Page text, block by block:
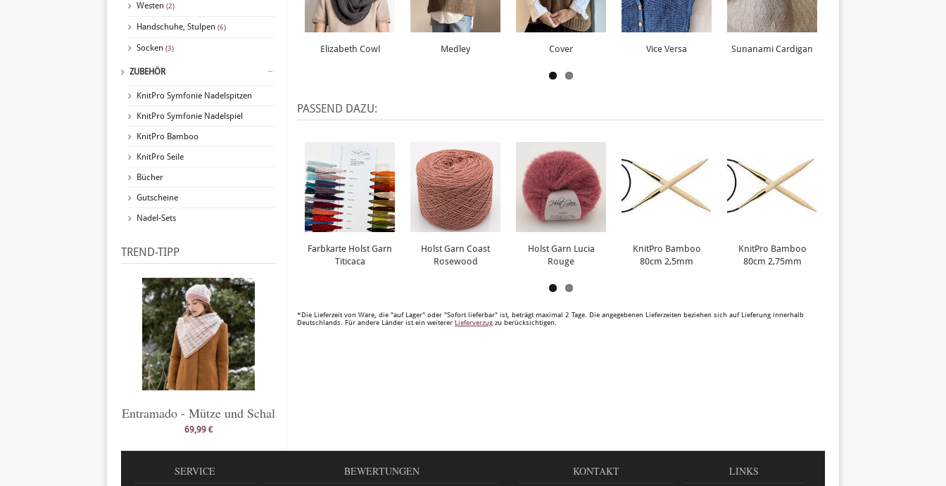
Westen (2)
Handschuhe, Stulpen (6)
Socken (3)
ZUBEHÖR
KnitPro Symfonie Nadelspitzen
KnitPro Symfonie Nadelspiel
KnitPro Bamboo
KnitPro Seile
Bücher
Gutscheine
Nadel-Sets
TREND-TIPP
Entramado - Mütze und Schal
69,99 €
Elizabeth Cowl Medley Cover Vice Versa Sunanami Cardigan
PASSEND DAZU:
Farbkarte Holst Garn
Titicaca
Holst Garn Coast
Rosewood
Holst Garn Lucia
Rouge
KnitPro Bamboo
80cm 2,5mm
KnitPro Bamboo
80cm 2,75mm
*Die Lieferzeit von Ware, die "auf Lager" oder "Sofort lieferbar" ist, beträgt maximal 2 Tage. Die angegebenen Lieferzeiten beziehen sich auf Lieferung innerhalb
Deutschlands. Für andere Länder ist ein weiterer Lieferverzug zu berücksichtigen.
SERVICE BEWERTUNGEN KONTAKT LINKS